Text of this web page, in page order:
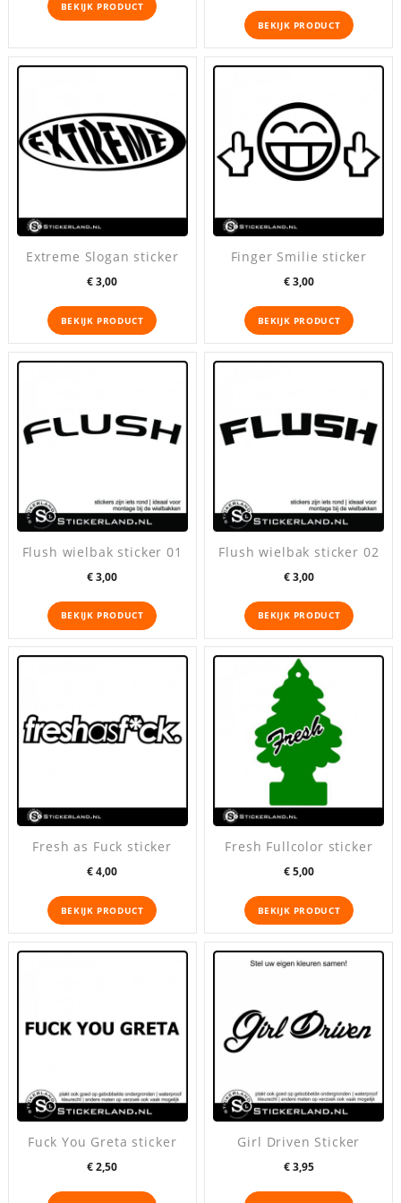
BEKIJK PRODUCT
BEKIJK PRODUCT
Extreme Slogan sticker
Prijs
€ 3,00
BEKIJK PRODUCT
Finger Smilie sticker
Prijs
€ 3,00
BEKIJK PRODUCT
Flush wielbak sticker 01
Prijs
€ 3,00
BEKIJK PRODUCT
Flush wielbak sticker 02
Prijs
€ 3,00
BEKIJK PRODUCT
Fresh as Fuck sticker
Prijs
€ 4,00
BEKIJK PRODUCT
Fresh Fullcolor sticker
Prijs
€ 5,00
BEKIJK PRODUCT
Fuck You Greta sticker
Prijs
€ 2,50
Girl Driven Sticker
Prijs
€ 3,95